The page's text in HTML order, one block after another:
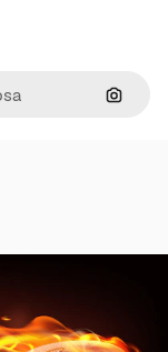
Cerca